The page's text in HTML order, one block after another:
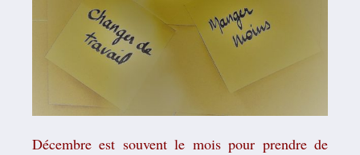
Décembre est souvent le mois pour prendre de